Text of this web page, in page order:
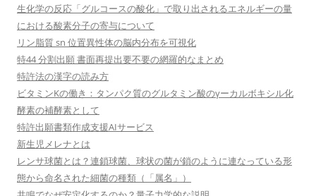
生化学の反応「グルコースの酸化」で取り出されるエネルギーの量
における酸素分子の寄与について
リン脂質 sn 位置異性体の脳内分布を可視化
特44 分割出願 書面再提出要不要の網羅的なまとめ
特許法の漢字の読み方
ビタミンKの働き：タンパク質のグルタミン酸のγーカルボキシル化
酵素の補酵素として
特許出願書類作成支援AIサービス
新生児メレナとは
レンサ球菌とは？連鎖球菌、球状の菌が鎖のように連なっている形
態から命名された細菌の種類（「属名」）